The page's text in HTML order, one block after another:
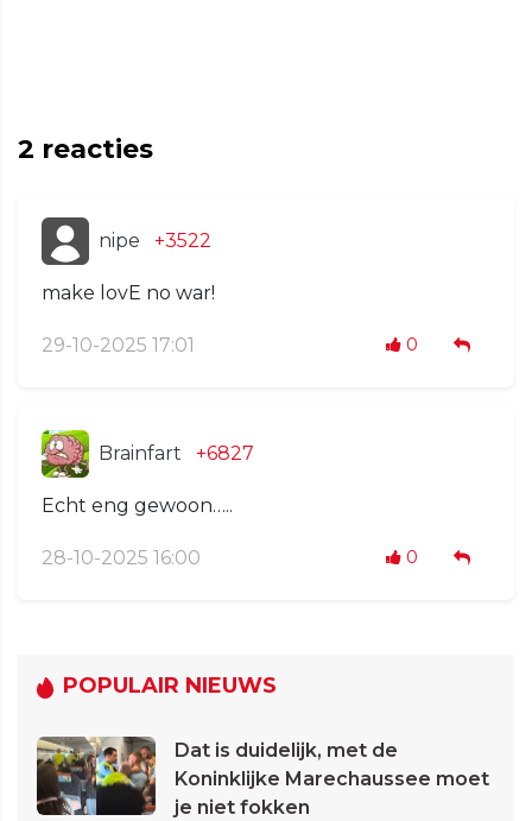
2 reacties
nipe +3522
make lovE no war!
29-10-2025 17:01 0
Brainfart +6827
Echt eng gewoon…..
28-10-2025 16:00 0
POPULAIR NIEUWS
Dat is duidelijk, met de
Koninklijke Marechaussee moet
je niet fokken